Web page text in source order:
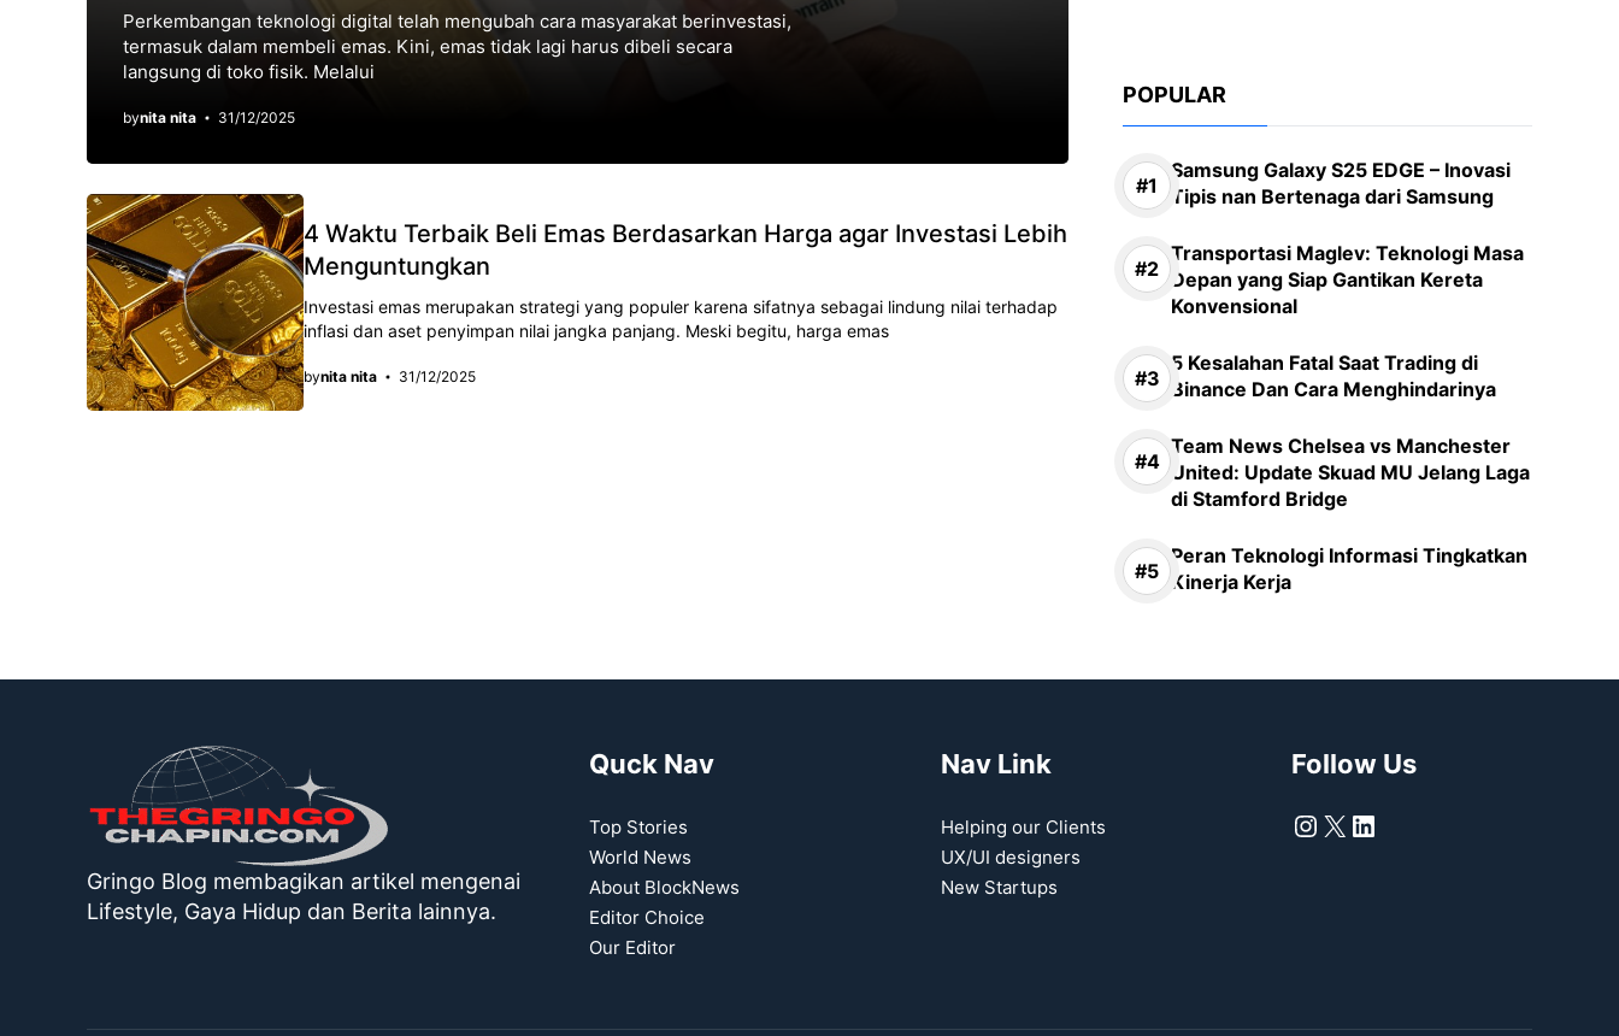
Perkembangan teknologi digital telah mengubah cara masyarakat berinvestasi,
termasuk dalam membeli emas. Kini, emas tidak lagi harus dibeli secara
langsung di toko fisik. Melalui
bynita nita 31/12/2025
4 Waktu Terbaik Beli Emas Berdasarkan Harga agar Investasi Lebih
Menguntungkan
Investasi emas merupakan strategi yang populer karena sifatnya sebagai lindung nilai terhadap
inflasi dan aset penyimpan nilai jangka panjang. Meski begitu, harga emas
bynita nita 31/12/2025
POPULAR
Samsung Galaxy S25 EDGE – Inovasi
Tipis nan Bertenaga dari Samsung
Transportasi Maglev: Teknologi Masa
Depan yang Siap Gantikan Kereta
Konvensional
5 Kesalahan Fatal Saat Trading di
Binance Dan Cara Menghindarinya
Team News Chelsea vs Manchester
United: Update Skuad MU Jelang Laga
di Stamford Bridge
Peran Teknologi Informasi Tingkatkan
Kinerja Kerja
Gringo Blog membagikan artikel mengenai
Lifestyle, Gaya Hidup dan Berita lainnya.
Quck Nav
Top Stories
World News
About BlockNews
Editor Choice
Our Editor
Nav Link
Helping our Clients
UX/UI designers
New Startups
Follow Us
Instagram
X LinkedIn